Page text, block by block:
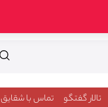
تالار گفتگو تماس با شقایق